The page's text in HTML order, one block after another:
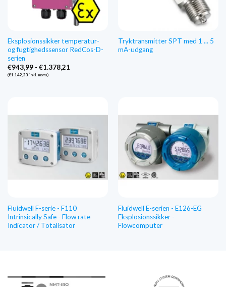
Eksplosionssikker temperatur-
og fugtighedssensor RedCos-D-
serien
€943,99 - €1.378,21Prisinterval:
(€1.142,23 inkl. moms)
Tryktransmitter SPT med 1 ... 5
mA-udgang
Fluidwell F-serie - F110
Intrinsically Safe - Flow rate
Indicator / Totalisator
Fluidwell E-serien - E126-EG
Eksplosionssikker -
Flowcomputer